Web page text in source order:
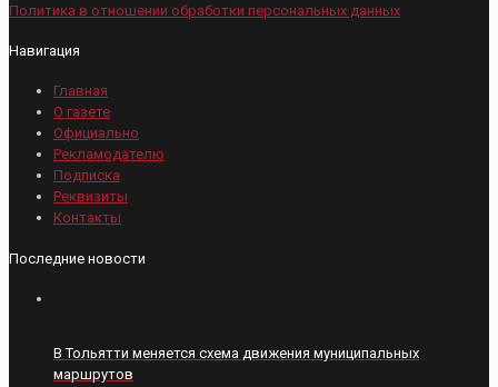
Политика в отношении обработки персональных данных
Навигация
Главная
О газете
Официально
Рекламодателю
Подписка
Реквизиты
Контакты
Последние новости
В Тольятти меняется схема движения муниципальных
маршрутов